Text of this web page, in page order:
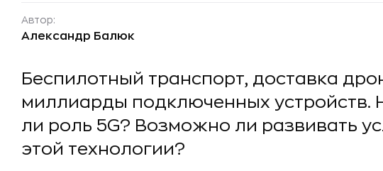
Автор:
Александр Балюк
Беспилотный транспорт, доставка
миллиарды подключенных устройств.
ли роль 5G? Возможно ли развивать
этой технологии?